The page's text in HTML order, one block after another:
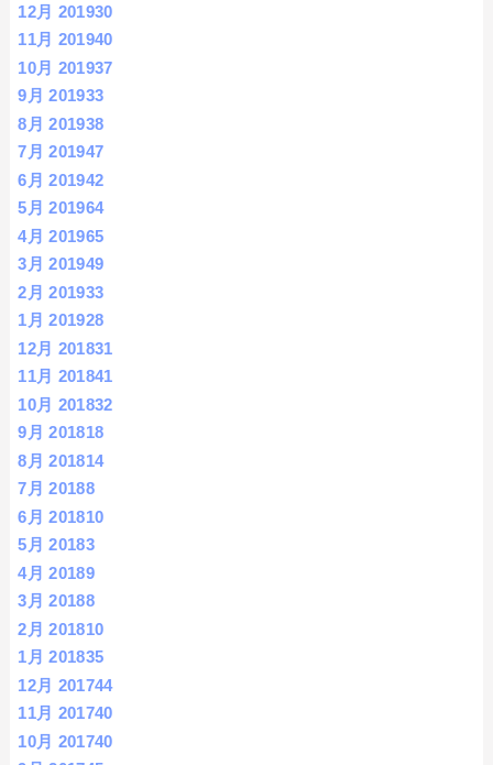
12月 201930
11月 201940
10月 201937
9月 201933
8月 201938
7月 201947
6月 201942
5月 201964
4月 201965
3月 201949
2月 201933
1月 201928
12月 201831
11月 201841
10月 201832
9月 201818
8月 201814
7月 20188
6月 201810
5月 20183
4月 20189
3月 20188
2月 201810
1月 201835
12月 201744
11月 201740
10月 201740